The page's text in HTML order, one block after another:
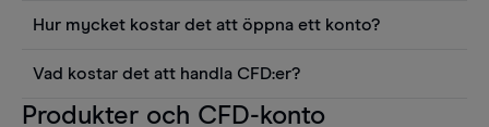
Hur mycket kostar det att öppna ett konto?
använda sådana verktyg som diagram, Reuters
Vad kostar det att handla CFD:er?
Det är en rad kostnader att tänka på när man
Produkter och CFD-konto